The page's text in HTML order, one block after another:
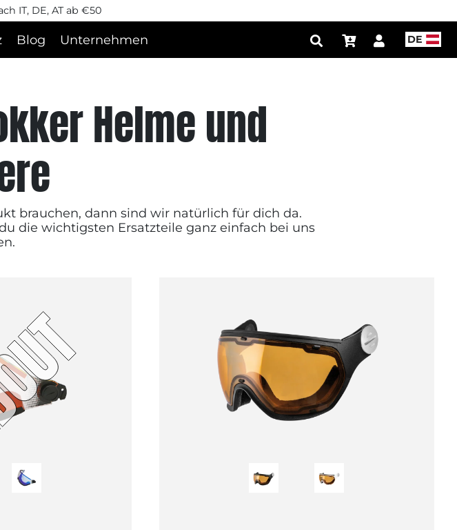
IT, DE, AT ab €50
Blog Unternehmen DE
Helme und
brauchen, dann sind wir natürlich für dich da.
die wichtigsten Ersatzteile ganz einfach bei uns